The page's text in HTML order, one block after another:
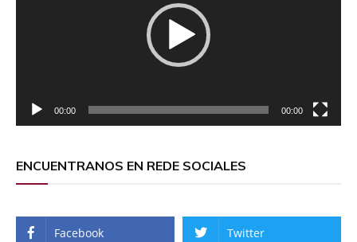
00:00 00:00
ENCUENTRANOS EN REDE SOCIALES
Facebook Twitter